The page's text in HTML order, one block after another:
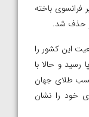
باخته
و حذف شد.
این کشور را
رسید و حالا با
کسب طلای جهان
خود را نشان